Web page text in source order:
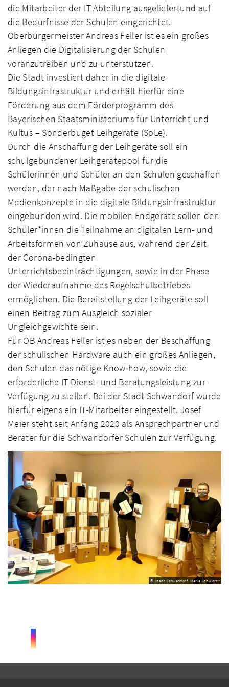
die Mitarbeiter der IT-Abteilung ausgeliefertund auf
die Bedürfnisse der Schulen eingerichtet.
Oberbürgermeister Andreas Feller ist es ein großes
Anliegen die Digitalisierung der Schulen
voranzutreiben und zu unterstützen.
Die Stadt investiert daher in die digitale
Bildungsinfrastruktur und erhält hierfür eine
Förderung aus dem Förderprogramm des
Bayerischen Staatsministeriums für Unterricht und
Kultus – Sonderbuget Leihgeräte (SoLe).
Durch die Anschaffung der Leihgeräte soll ein
schulgebundener Leihgerätepool für die
Schülerinnen und Schüler an den Schulen geschaffen
werden, der nach Maßgabe der schulischen
Medienkonzepte in die digitale Bildungsinfrastruktur
eingebunden wird. Die mobilen Endgeräte sollen den
Schüler*innen die Teilnahme an digitalen Lern- und
Arbeitsformen von Zuhause aus, während der Zeit
der Corona-bedingten
Unterrichtsbeeinträchtigungen, sowie in der Phase
der Wiederaufnahme des Regelschulbetriebes
ermöglichen. Die Bereitstellung der Leihgeräte soll
einen Beitrag zum Ausgleich sozialer
Ungleichgewichte sein.
Für OB Andreas Feller ist es neben der Beschaffung
der schulischen Hardware auch ein großes Anliegen,
den Schulen das nötige Know-how, sowie die
erforderliche IT-Dienst- und Beratungsleistung zur
Verfügung zu stellen. Bei der Stadt Schwandorf wurde
hierfür eigens ein IT-Mitarbeiter eingestellt. Josef
Meier steht seit Anfang 2020 als Ansprechpartner und
Berater für die Schwandorfer Schulen zur Verfügung.
© Stadt Schwandorf, Maria Schuierer